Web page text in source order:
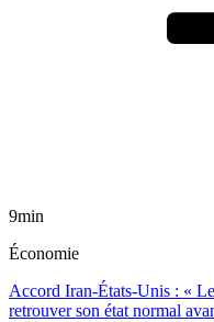
9min
Économie
Accord Iran-États-Unis : «
retrouver son état normal